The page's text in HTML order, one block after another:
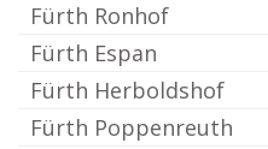
Fürth Ronhof
Fürth Espan
Fürth Herboldshof
Fürth Poppenreuth